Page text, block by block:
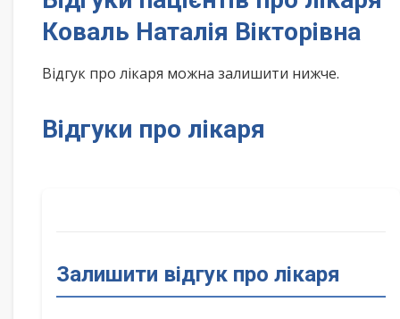
Коваль Наталія Вікторівна
Відгук про лікаря можна залишити нижче.
Відгуки про лікаря
Залишити відгук про лікаря